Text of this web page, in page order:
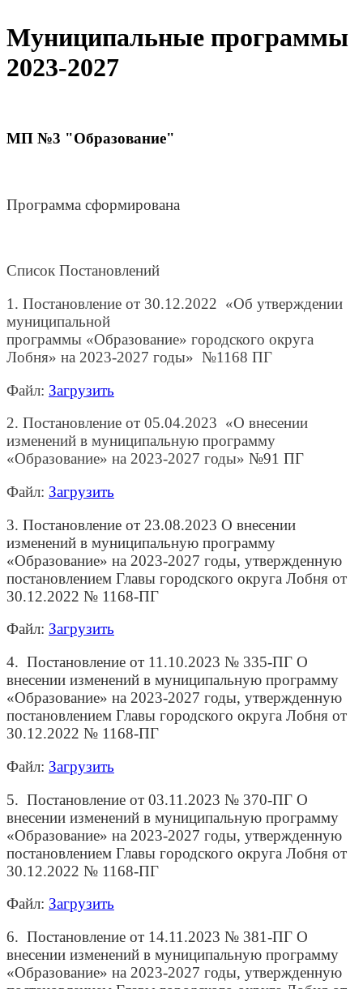
Муниципальные программы
2023-2027
МП №3 "Образование"
Программа сформирована
Список Постановлений
1. Постановление от 30.12.2022 «Об утверждении
муниципальной
программы «Образование» городского округа
Лобня» на 2023-2027 годы» №1168 ПГ
Файл: Загрузить
2. Постановление от 05.04.2023 «О внесении
изменений в муниципальную программу
«Образование» на 2023-2027 годы» №91 ПГ
Файл: Загрузить
3. Постановление от 23.08.2023 О внесении
изменений в муниципальную программу
«Образование» на 2023-2027 годы, утвержденную
постановлением Главы городского округа Лобня от
30.12.2022 № 1168-ПГ
Файл: Загрузить
4. Постановление от 11.10.2023 № 335-ПГ О
внесении изменений в муниципальную программу
«Образование» на 2023-2027 годы, утвержденную
постановлением Главы городского округа Лобня от
30.12.2022 № 1168-ПГ
Файл: Загрузить
5. Постановление от 03.11.2023 № 370-ПГ О
внесении изменений в муниципальную программу
«Образование» на 2023-2027 годы, утвержденную
постановлением Главы городского округа Лобня от
30.12.2022 № 1168-ПГ
Файл: Загрузить
6. Постановление от 14.11.2023 № 381-ПГ О
внесении изменений в муниципальную программу
«Образование» на 2023-2027 годы, утвержденную